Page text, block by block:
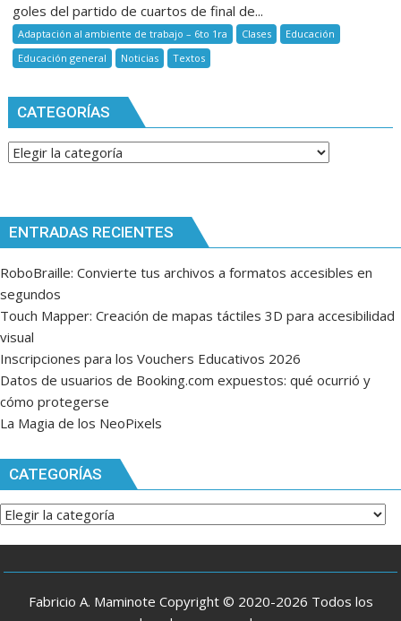
goles del partido de cuartos de final de...
Adaptación al ambiente de trabajo – 6to 1ra Clases
Educación
Educación general
Noticias Textos
CATEGORÍAS
Categorías
ENTRADAS RECIENTES
RoboBraille: Convierte tus archivos a formatos accesibles en
segundos
Touch Mapper: Creación de mapas táctiles 3D para accesibilidad
visual
Inscripciones para los Vouchers Educativos 2026
Datos de usuarios de Booking.com expuestos: qué ocurrió y
cómo protegerse
La Magia de los NeoPixels
CATEGORÍAS
Categorías
Fabricio A. Maminote Copyright © 2020-2026 Todos los